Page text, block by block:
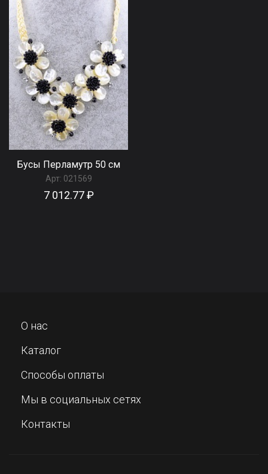
Бусы Перламутр 50 см
Арт: 021569
7 012.77 ₽
О нас
Каталог
Способы оплаты
Мы в социальных сетях
Контакты